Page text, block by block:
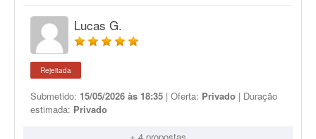
Lucas G.
Rejeitada
Submetido: 15/05/2026 às 18:35 | Oferta: Privado | Duração
estimada: Privado